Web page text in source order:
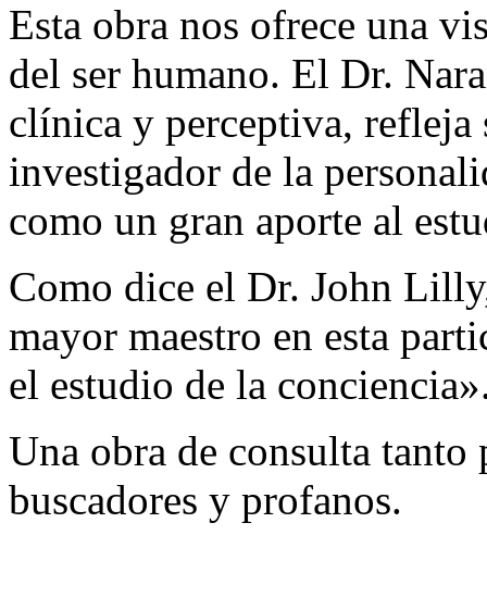
Esta obra nos ofrece una
del ser humano. El Dr.
clínica y perceptiva, refleja
investigador de la
como un gran aporte al
Como dice el Dr. John
mayor maestro en esta
el estudio de la
Una obra de consulta tanto
buscadores y profanos.